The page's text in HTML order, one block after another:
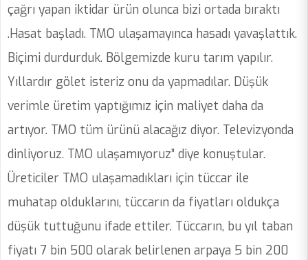
çağrı yapan iktidar ürün olunca bizi ortada bıraktı
.Hasat başladı. TMO ulaşamayınca hasadı yavaşlattık.
Biçimi durdurduk. Bölgemizde kuru tarım yapılır.
Yıllardır gölet isteriz onu da yapmadılar. Düşük
verimle üretim yaptığımız için maliyet daha da
artıyor. TMO tüm ürünü alacağız diyor. Televizyonda
dinliyoruz. TMO ulaşamıyoruz” diye konuştular.
Üreticiler TMO ulaşamadıkları için tüccar ile
muhatap olduklarını, tüccarın da fiyatları oldukça
düşük tuttuğunu ifade ettiler. Tüccarın, bu yıl taban
fiyatı 7 bin 500 olarak belirlenen arpaya 5 bin 200